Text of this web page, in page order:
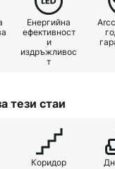
на
см до 7,5 см.
Енергийна
ефективност
и
издръжливос
т
тези стаи
Коридор